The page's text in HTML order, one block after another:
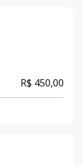
R$ 450,00